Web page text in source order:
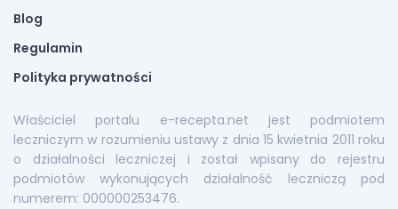
Blog
Regulamin
Polityka prywatności
Właściciel portalu e-recepta.net jest podmiotem
leczniczym w rozumieniu ustawy z dnia 15 kwietnia 2011 roku
o działalności leczniczej i został wpisany do rejestru
podmiotów wykonujących działalność leczniczą pod
numerem: 000000253476.